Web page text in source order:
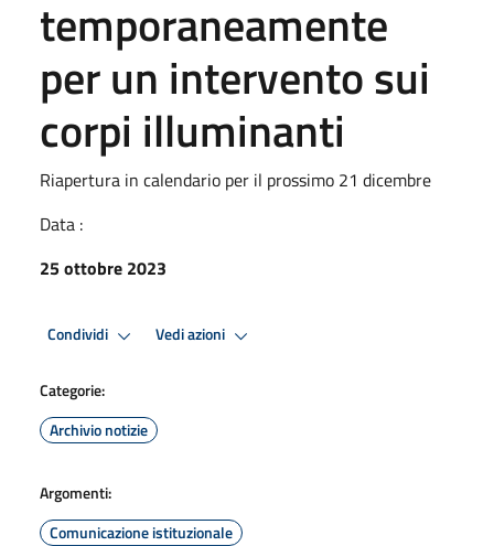
temporaneamente
per un intervento sui
corpi illuminanti
Riapertura in calendario per il prossimo 21 dicembre
Data :
25 ottobre 2023
Condividi Vedi azioni
Categorie:
Archivio notizie
Argomenti:
Comunicazione istituzionale